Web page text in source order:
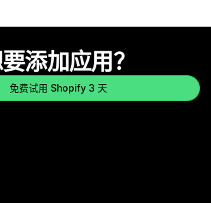
添加应用？
免费试用 Shopify 3 天